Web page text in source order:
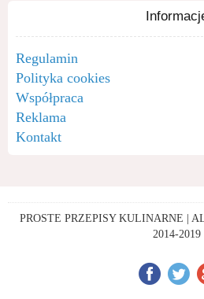
Regulamin
Polityka cookies
Współpraca
Reklama
Kontakt
PROSTE PRZEPISY KULINARNE |
2014-2019